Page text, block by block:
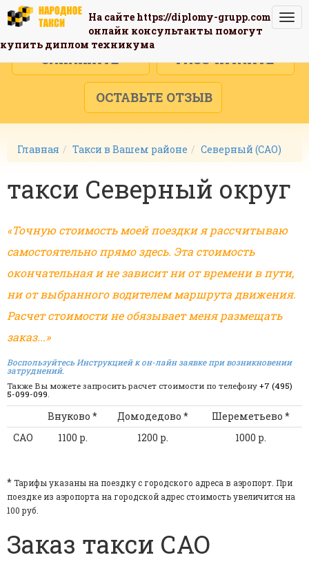
На сайтеhttps://diplomy-grupp.com
онлайн консультанты помогут
купить диплом техникума
ЗАКАЖИТЕ РАССЧИТАЙТЕ
ОСТАВЬТЕ ОТЗЫВ
Главная Такси в Вашем районе Северный (САО)
такси Северный округ
«Точную стоимость моей поездки я рассчитываю
самостоятельно прямо здесь. Эта стоимость
окончательная и не зависит ни от времени в пути,
ни от выбранного водителем маршрута движения.
Расчет стоимости не обязывает меня размещать
заказ...»
Воспользуйтесь Инструкцией к он-лайн заявке при возникновении
затруднений.
Также Вы можете запросить расчет стоимости по телефону +7 (495)
5-099-099.
Внуково * Домодедово *
Шереметьево *
САО
1100 р. 1200 р. 1000 р.
* Тарифы указаны на поездку с городского адреса в аэропорт. При
поездке из аэропорта на городской адрес стоимость увеличится на
100 руб.
Заказ такси САО